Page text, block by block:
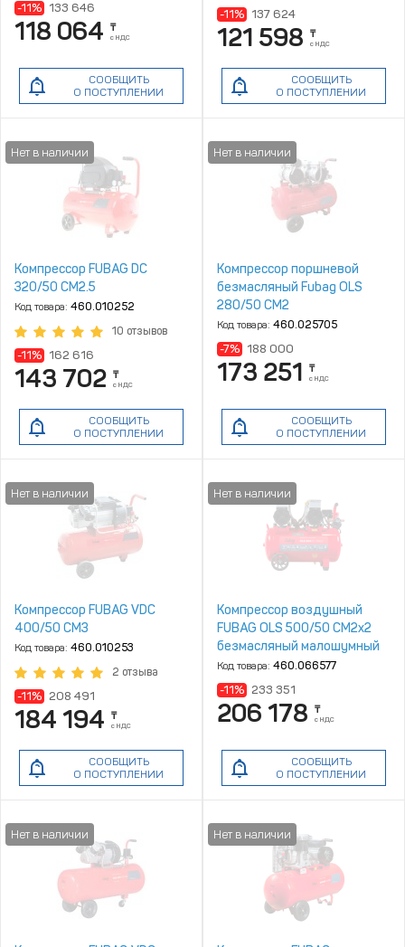
-11% 133 646
118 064 ₸
с НДС
СООБЩИТЬ
О ПОСТУПЛЕНИИ
-11% 137 624
121 598 ₸
с НДС
СООБЩИТЬ
О ПОСТУПЛЕНИИ
Компрессор FUBAG DC
320/50 CM2.5
Код товара: 460.010252
10 отзывов
-11% 162 616
143 702 ₸
с НДС
СООБЩИТЬ
О ПОСТУПЛЕНИИ
Компрессор поршневой
безмасляный Fubag OLS
280/50 CM2
Код товара: 460.025705
-7% 188 000
173 251 ₸
с НДС
СООБЩИТЬ
О ПОСТУПЛЕНИИ
Компрессор FUBAG VDC
400/50 CM3
Код товара: 460.010253
2 отзыва
-11% 208 491
184 194 ₸
с НДС
СООБЩИТЬ
О ПОСТУПЛЕНИИ
Компрессор воздушный
FUBAG OLS 500/50 CM2х2
безмасляный малошумный
Код товара: 460.066577
-11% 233 351
206 178 ₸
с НДС
СООБЩИТЬ
О ПОСТУПЛЕНИИ